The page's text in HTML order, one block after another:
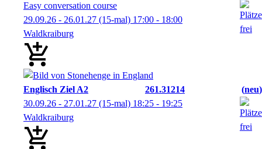
Easy conversation course
29.09.26 - 26.01.27 (15-mal) 17:00 - 18:00
Waldkraiburg
Englisch Ziel A2 261.31214
neu
30.09.26 - 27.01.27 (15-mal) 18:25 - 19:25
Waldkraiburg